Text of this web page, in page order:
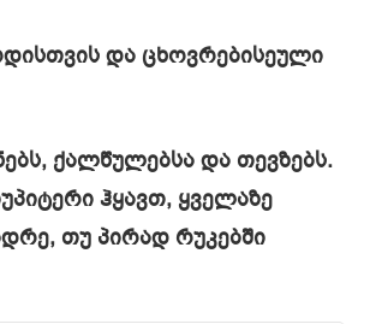
და ცხოვრებისეული
ქალწულებსა და თევზებს.
ჰყავთ, ყველაზე
თუ პირად რუკებში